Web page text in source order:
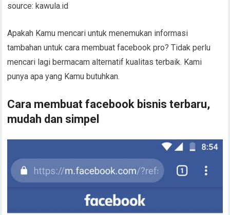
source: kawula.id
Apakah Kamu mencari untuk menemukan informasi
tambahan untuk cara membuat facebook pro? Tidak perlu
mencari lagi bermacam alternatif kualitas terbaik. Kami
punya apa yang Kamu butuhkan.
Cara membuat facebook bisnis terbaru,
mudah dan simpel